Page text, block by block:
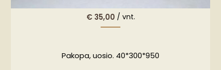
€35,00 / vnt.
Pakopa, uosio. 40*300*950